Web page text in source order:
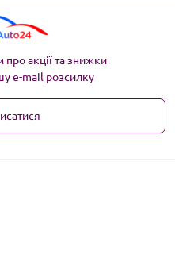
акції та знижки
e-mail розсилку